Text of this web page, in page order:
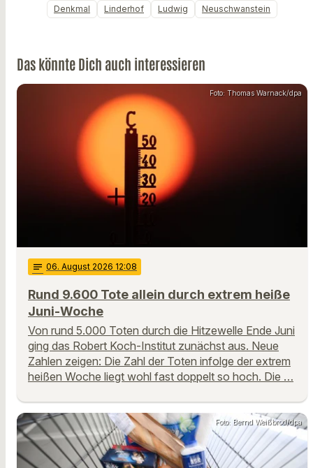
Denkmal Linderhof Ludwig Neuschwanstein
Das könnte Dich auch interessieren
Foto: Thomas Warnack/dpa
notes 06. August 2026 12:08
Rund 9.600 Tote allein durch extrem heiße
Juni-Woche
Von rund 5.000 Toten durch die Hitzewelle Ende Juni
ging das Robert Koch-Institut zunächst aus. Neue
Zahlen zeigen: Die Zahl der Toten infolge der extrem
heißen Woche liegt wohl fast doppelt so hoch. Die …
Foto: Bernd Weißbrod/dpa